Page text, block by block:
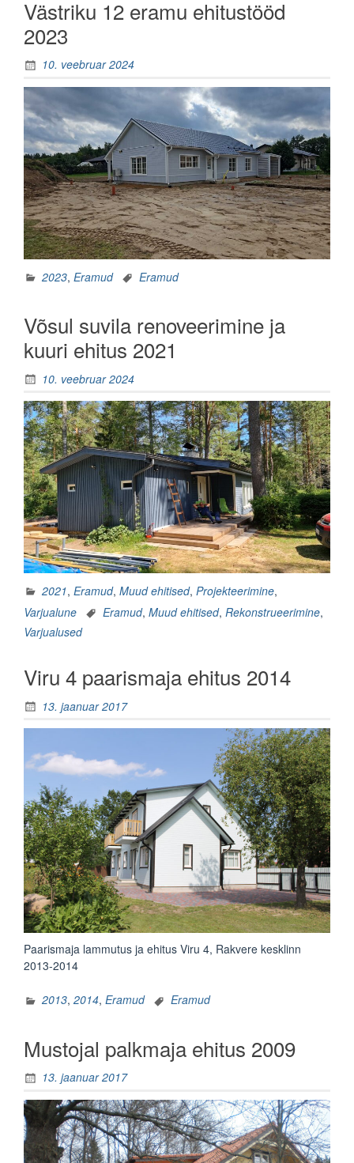
Västriku 12 eramu ehitustööd
2023
10. veebruar 2024
2023, Eramud Eramud
Võsul suvila renoveerimine ja
kuuri ehitus 2021
10. veebruar 2024
2021, Eramud, Muud ehitised, Projekteerimine,
Varjualune
Eramud, Muud ehitised, Rekonstrueerimine,
Varjualused
Viru 4 paarismaja ehitus 2014
13. jaanuar 2017
Paarismaja lammutus ja ehitus Viru 4, Rakvere kesklinn
2013-2014
2013, 2014, Eramud Eramud
Mustojal palkmaja ehitus 2009
13. jaanuar 2017